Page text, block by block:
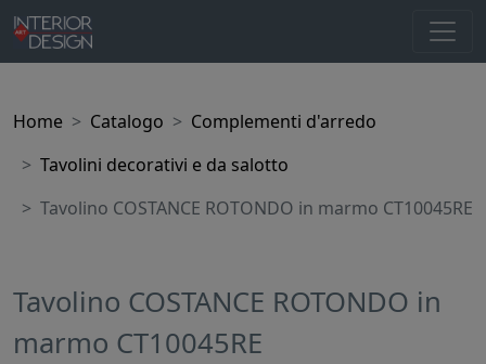
Home Catalogo
Complementi d'arredo
Tavolini decorativi e da salotto
Tavolino COSTANCE ROTONDO in marmo CT10045RE
Tavolino COSTANCE ROTONDO in
marmo CT10045RE